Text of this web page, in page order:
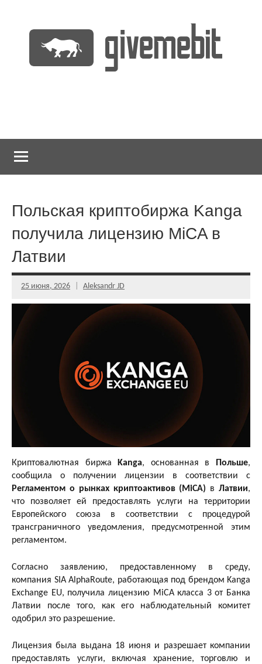
содержимому
Польская криптобиржа Kanga
получила лицензию MiCA в
Латвии
25 июня, 2026 Aleksandr JD
Криптовалютная биржа Kanga, основанная в Польше,
сообщила о получении лицензии в соответствии с
Регламентом о рынках криптоактивов (MiCA) вЛатвии,
что позволяет ей предоставлять услуги на территории
Европейского союза в соответствии с процедурой
трансграничного уведомления, предусмотренной этим
регламентом.
Согласно заявлению, предоставленному в среду,
компания SIA AlphaRoute, работающая под брендом Kanga
Exchange EU, получила лицензию MiCA класса 3 от Банка
Латвии после того, как его наблюдательный комитет
одобрил это разрешение.
Лицензия была выдана 18 июня и разрешает компании
предоставлять услуги, включая хранение, торговлю и